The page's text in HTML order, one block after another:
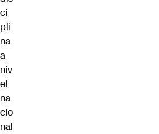
ci
pli
na
a
niv
el
na
cio
nal